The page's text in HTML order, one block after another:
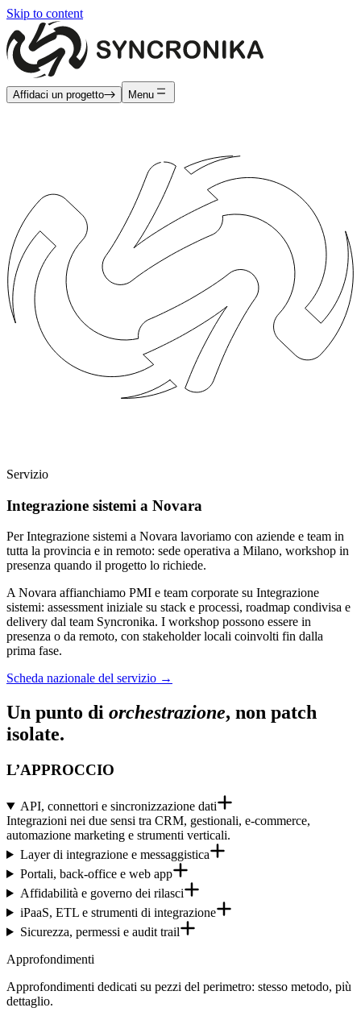
Skip to content
Affidaci un progetto Menu
Servizio
Integrazione sistemi a Novara
Per Integrazione sistemi a Novara lavoriamo con aziende e team in
tutta la provincia e in remoto: sede operativa a Milano, workshop in
presenza quando il progetto lo richiede.
A Novara affianchiamo PMI e team corporate su Integrazione
sistemi: assessment iniziale su stack e processi, roadmap condivisa e
delivery dal team Syncronika. I workshop possono essere in
presenza o da remoto, con stakeholder locali coinvolti fin dalla
prima fase.
Scheda nazionale del servizio →
Un punto di orchestrazione, non patch
isolate.
L’APPROCCIO
API, connettori e sincronizzazione dati
Integrazioni nei due sensi tra CRM, gestionali, e-commerce,
automazione marketing e strumenti verticali.
Layer di integrazione e messaggistica
Portali, back-office e web app
Affidabilità e governo dei rilasci
iPaaS, ETL e strumenti di integrazione
Sicurezza, permessi e audit trail
Approfondimenti
Approfondimenti dedicati su pezzi del perimetro: stesso metodo, più
dettaglio.